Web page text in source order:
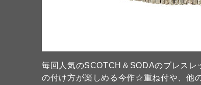
毎回人気のSCOTCH＆SODAのブレスレ
の付け方が楽しめる今作☆重ね付や、他